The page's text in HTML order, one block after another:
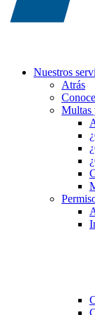
Nuestros
Atrás
Multas